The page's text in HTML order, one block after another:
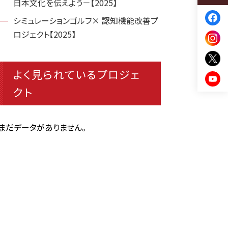
日本文化を伝えよう－【2025】
シミュレーションゴルフ× 認知機能改善プ
ロジェクト【2025】
よく見られているプロジェ
クト
だデータがありません。